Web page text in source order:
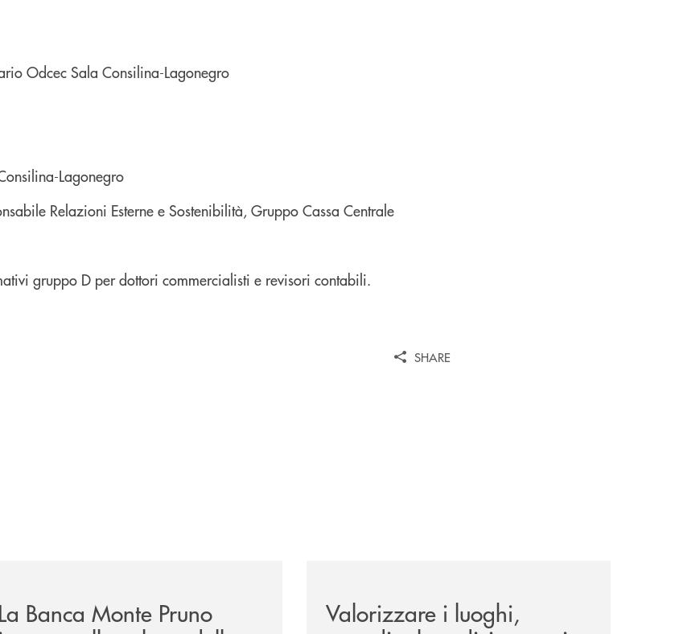
Odcec Sala Consilina-Lagonegro
Lagonegro
Relazioni Esterne e Sostenibilità, Gruppo Cassa Centrale
gruppo D per dottori commercialisti e revisori contabili.
SHARE
La Banca Monte Pruno
Valorizzare i luoghi,